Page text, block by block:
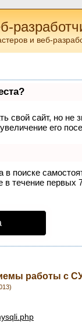
и веб-
свой сайт, но
его
поиске
течение
работы с